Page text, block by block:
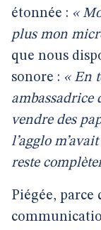
étonnée : «
plus mon
que nous
sonore : « En
ambassadrice
vendre des
l’agglo
reste
Piégée, parce